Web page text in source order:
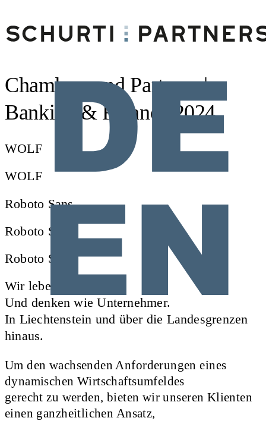
Chambers and Partners |
Banking & Finance 2024
WOLF
WOLF
Roboto Sans
Roboto Sans
Roboto Sans
Wir leben Juristerei.
Und denken wie Unternehmer.
In Liechtenstein und über die Landesgrenzen
hinaus.
Um den wachsenden Anforderungen eines
dynamischen Wirtschaftsumfeldes
gerecht zu werden, bieten wir unseren Klienten
einen ganzheitlichen Ansatz,